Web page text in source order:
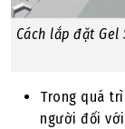
Cách lắp đặt
Trong quá
người đối